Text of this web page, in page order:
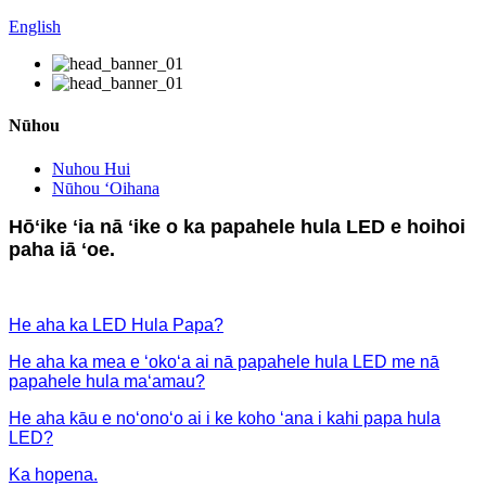
English
Nūhou
Nuhou Hui
Nūhou ʻOihana
Hōʻike ʻia nā ʻike o ka papahele hula LED e hoihoi
paha iā ʻoe.
He aha ka LED Hula Papa?
He aha ka mea e ʻokoʻa ai nā papahele hula LED me nā
papahele hula maʻamau?
He aha kāu e noʻonoʻo ai i ke koho ʻana i kahi papa hula
LED?
Ka hopena.